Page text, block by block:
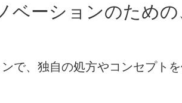
ベーションのため
で、独自の処方やコンセプト